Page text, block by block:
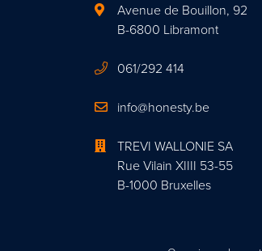
Avenue de Bouillon, 92
B-6800 Libramont
061/292 414
info@honesty.be
TREVI WALLONIE SA
Rue Vilain XIIII 53-55
B-1000 Bruxelles